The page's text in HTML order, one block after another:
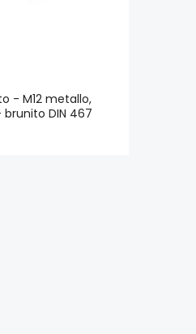
- M12 metallo,
DIN 467